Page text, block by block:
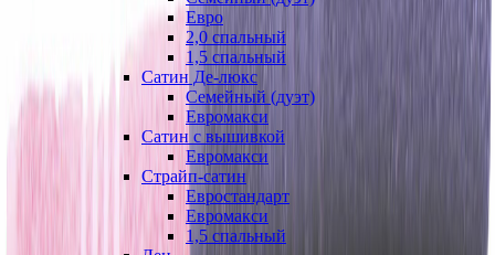
Евро
2,0 спальный
1,5 спальный
Сатин Де-люкс
Семейный (дуэт)
Евромакси
Сатин с вышивкой
Евромакси
Страйп-сатин
Евростандарт
Евромакси
1,5 спальный